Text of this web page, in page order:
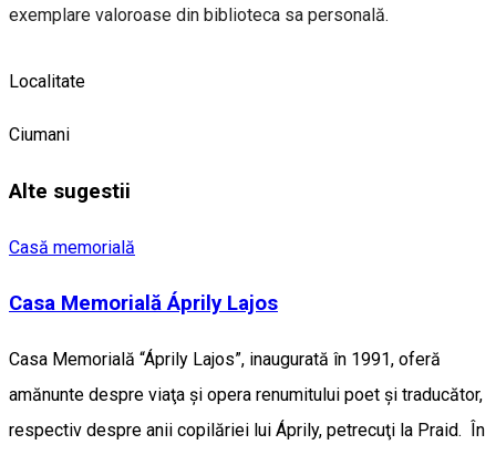
exemplare valoroase din biblioteca sa personală.
Localitate
Ciumani
Alte sugestii
Casă memorială
Casa Memorială Áprily Lajos
Casa Memorială “Áprily Lajos”, inaugurată în 1991, oferă
amănunte despre viaţa şi opera renumitului poet şi traducător,
respectiv despre anii copilăriei lui Áprily, petrecuţi la Praid. În